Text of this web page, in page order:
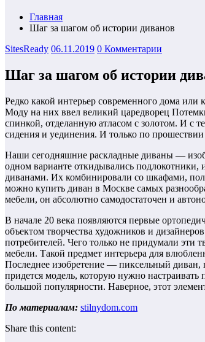
Главная
Шаг за шагом об истории диванов
SitesReady 06.11.2019 0 Комментарии
Шаг за шагом об истории
Редко какой интерьер современного дома или
Моду на них ввел великий царедворец
спинкой, отделанную атласом с золотом. И с
сидения и уединения. И только по
Наши сегодняшние раскладные диваны —
одном варианте откидывались подлокотники,
диванами. Их комбинировали со шкафами,
можно купить диван в Москве самых
мебели, он абсолютно самодостаточен и
В начале 20 века появляются первые
объектом творчества художников и
потребителей. Чего только не придумали эти
мебели. Такой предмет интерьера для
Последнее изобретение — пиксельный
придется модель, которую нужно
большой популярности. Наверное, этот
По материалам: stilnydom.com
Share this content: